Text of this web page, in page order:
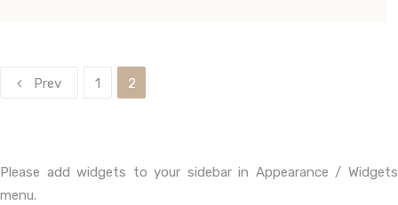
Prev 1 2
Please add widgets to your sidebar in Appearance / Widgets
menu.